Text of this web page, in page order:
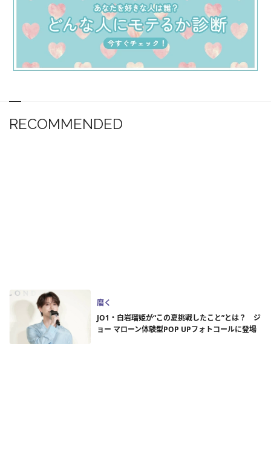
RECOMMENDED
磨く
JO1・白岩瑠姫が“この夏挑戦したこと”とは？ ジ
ョー マローン体験型POP UPフォトコールに登場